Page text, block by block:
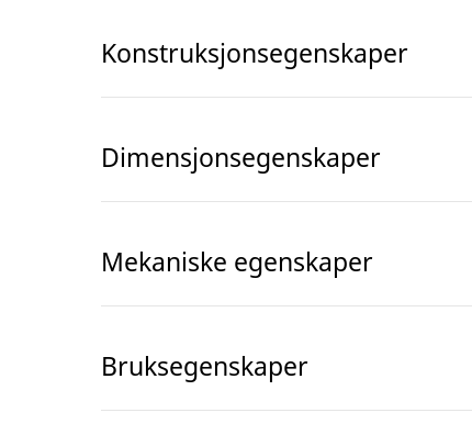
Konstruksjonsegenskaper
Dimensjonsegenskaper
Mekaniske egenskaper
Bruksegenskaper